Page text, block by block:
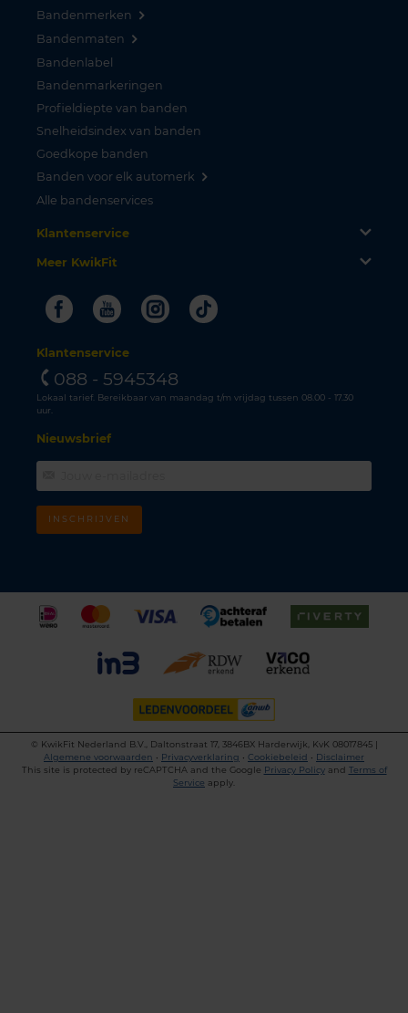
Bandenmerken
Bandenmaten
Bandenlabel
Bandenmarkeringen
Profieldiepte van banden
Snelheidsindex van banden
Goedkope banden
Banden voor elk automerk
Alle bandenservices
Klantenservice
Meer KwikFit
FacebookYoutubeInstagram
Tiktok
Klantenservice
088 - 5945348
Lokaal tarief. Bereikbaar van maandag t/m vrijdag tussen 08.00 - 17.30
uur.
Nieuwsbrief
INSCHRIJVEN
©
KwikFit Nederland B.V., Daltonstraat 17, 3846BX Harderwijk, KvK 08017845 |
Algemene voorwaarden • Privacyverklaring • Cookiebeleid • Disclaimer
This site is protected by reCAPTCHA and the Google Privacy Policyand Terms of
Service apply.